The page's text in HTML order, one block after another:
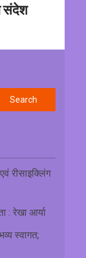
संदेश
Search
रीसाइक्लिंग
रेखा आर्या
स्वागत;